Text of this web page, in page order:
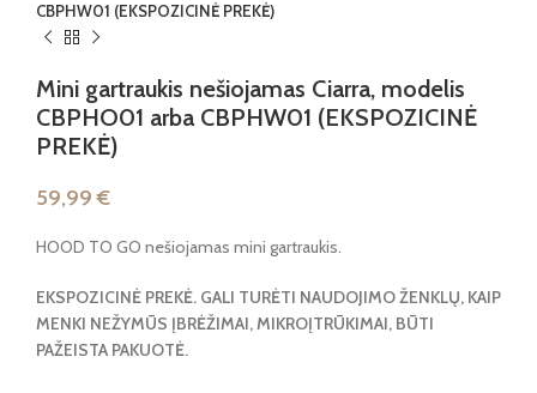
CBPHW01 (EKSPOZICINĖ PREKĖ)
Mini gartraukis nešiojamas Ciarra, modelis
CBPHO01 arba CBPHW01 (EKSPOZICINĖ
PREKĖ)
59,99€
HOOD TO GO nešiojamas mini gartraukis.
EKSPOZICINĖ PREKĖ. GALI TURĖTI NAUDOJIMO ŽENKLŲ, KAIP
MENKI NEŽYMŪS ĮBRĖŽIMAI, MIKROĮTRŪKIMAI, BŪTI
PAŽEISTA PAKUOTĖ.